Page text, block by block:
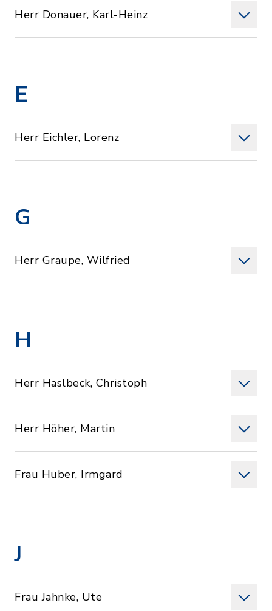
Herr Donauer, Karl-Heinz
E
Herr Eichler, Lorenz
G
Herr Graupe, Wilfried
H
Herr Haslbeck, Christoph
Herr Höher, Martin
Frau Huber, Irmgard
J
Frau Jahnke, Ute